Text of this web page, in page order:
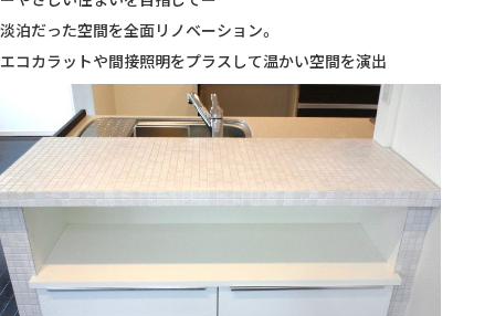
実績一覧
sumika-スミカ
公共工事
太陽光発電
建築・リフォーム
淡泊だった空間を全面リノベーション。
エコカラットや間接照明をプラスして温かい空間を演出